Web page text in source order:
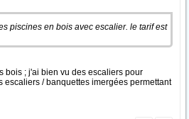
piscines en bois avec escalier. le tarif est
bois ; j'ai bien vu des escaliers pour
escaliers / banquettes imergées permettant